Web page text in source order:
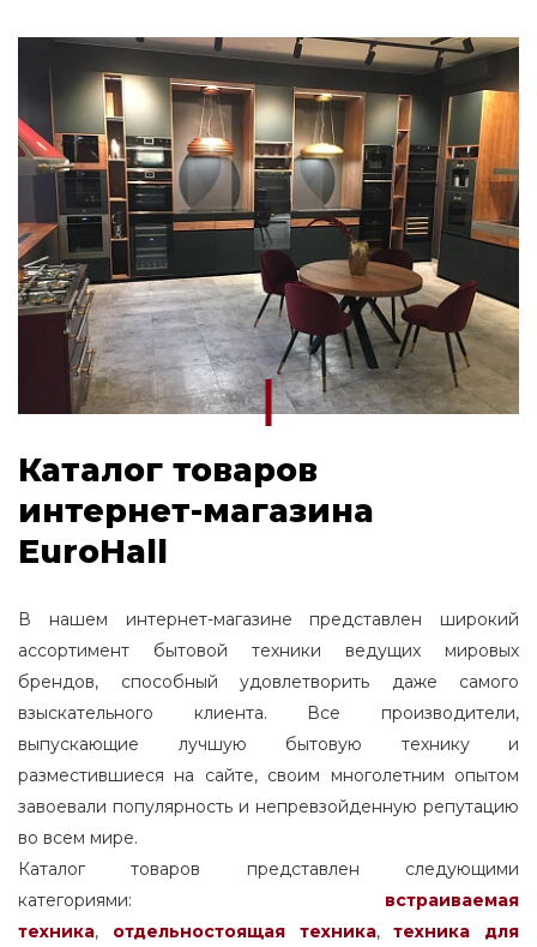
Каталог товаров
интернет-магазина
EuroHall
В нашем интернет-магазине представлен широкий
ассортимент бытовой техники ведущих мировых
брендов, способный удовлетворить даже самого
взыскательного клиента. Все производители,
выпускающие лучшую бытовую технику и
разместившиеся на сайте, своим многолетним опытом
завоевали популярность и непревзойденную репутацию
во всем мире.
Каталог товаров представлен следующими
категориями: встраиваемая
техника, отдельностоящаятехника,
техника для